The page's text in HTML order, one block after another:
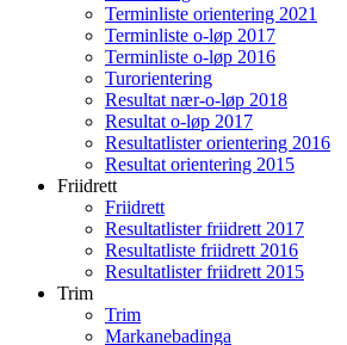
Terminliste orientering 2021
Terminliste o-løp 2017
Terminliste o-løp 2016
Turorientering
Resultat nær-o-løp 2018
Resultat o-løp 2017
Resultatlister orientering 2016
Resultat orientering 2015
Friidrett
Friidrett
Resultatlister friidrett 2017
Resultatliste friidrett 2016
Resultatlister friidrett 2015
Trim
Trim
Markanebadinga